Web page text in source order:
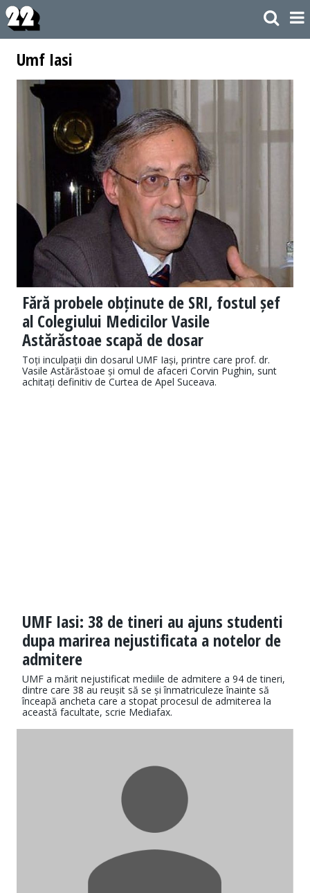
Umf Iasi
Fără probele obținute de SRI, fostul șef
al Colegiului Medicilor Vasile
Astărăstoae scapă de dosar
Toți inculpații din dosarul UMF Iași, printre care prof. dr.
Vasile Astărăstoae și omul de afaceri Corvin Pughin, sunt
achitați definitiv de Curtea de Apel Suceava.
UMF Iasi: 38 de tineri au ajuns studenti
dupa marirea nejustificata a notelor de
admitere
UMF a mărit nejustificat mediile de admitere a 94 de tineri,
dintre care 38 au reușit să se și înmatriculeze înainte să
înceapă ancheta care a stopat procesul de admiterea la
această facultate, scrie Mediafax.